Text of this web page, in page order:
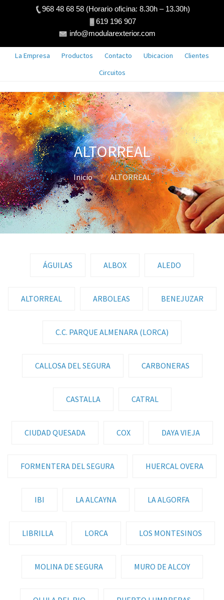
968 48 68 58 (Horario oficina: 8.30h – 13.30h)
619 196 907
info@modularexterior.com
La Empresa Productos Contacto Ubicacion
Clientes
Circuitos
ALTORREAL
Inicio ALTORREAL
ÁGUILAS ALBOX ALEDO
ALTORREAL ARBOLEAS BENEJUZAR
C.C. PARQUE ALMENARA (LORCA)
CALLOSA DEL SEGURA CARBONERAS
CASTALLA CATRAL
CIUDAD QUESADA COX DAYA VIEJA
FORMENTERA DEL SEGURA HUERCAL OVERA
IBI LA ALCAYNA LA ALGORFA
LIBRILLA LORCA LOS MONTESINOS
MOLINA DE SEGURA MURO DE ALCOY